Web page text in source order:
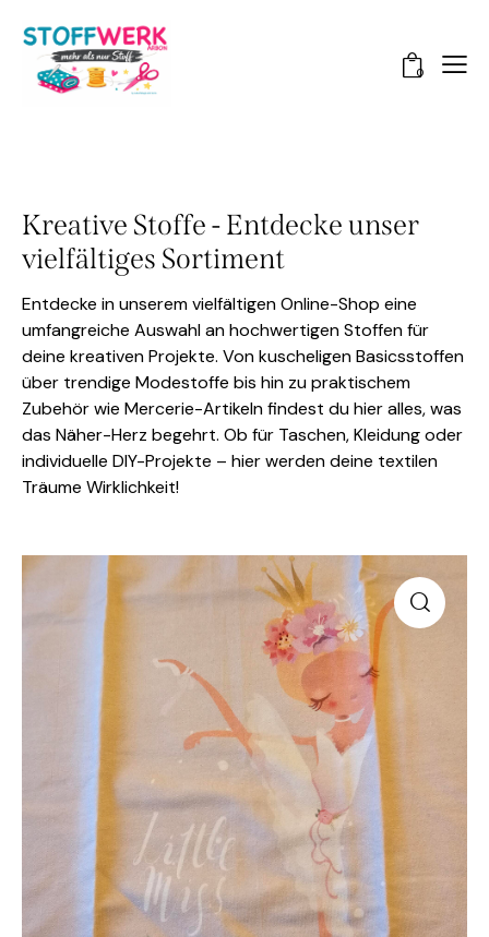
0
Kreative Stoffe - Entdecke unser
vielfältiges Sortiment
Entdecke in unserem vielfältigen Online-Shop eine
umfangreiche Auswahl an hochwertigen Stoffen für
deine kreativen Projekte. Von kuscheligen Basicsstoffen
über trendige Modestoffe bis hin zu praktischem
Zubehör wie Mercerie-Artikeln findest du hier alles, was
das Näher-Herz begehrt. Ob für Taschen, Kleidung oder
individuelle DIY-Projekte – hier werden deine textilen
Träume Wirklichkeit!